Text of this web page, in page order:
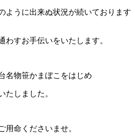
ように出来ぬ状況が続いております
わすお手伝いをいたします。
名物笹かまぼこをはじめ
たしました。
用命くださいませ。